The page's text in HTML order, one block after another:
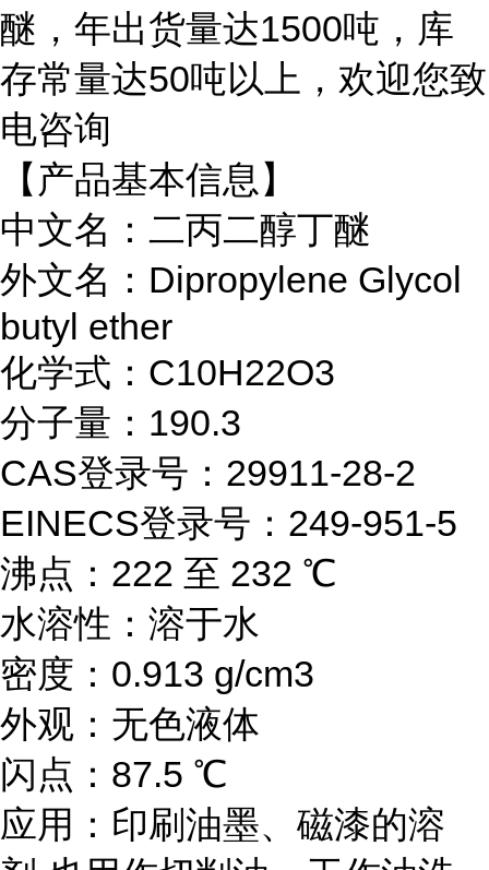
醚，年出货量达1500吨，库
存常量达50吨以上，欢迎您致
电咨询
【产品基本信息】
中文名：二丙二醇丁醚
外文名：Dipropylene Glycol
butyl ether
化学式：C10H22O3
分子量：190.3
CAS登录号：29911-28-2
EINECS登录号：249-951-5
沸点：222 至 232 ℃
水溶性：溶于水
密度：0.913 g/cm3
外观：无色液体
闪点：87.5 ℃
应用： 印刷油墨、磁漆的溶